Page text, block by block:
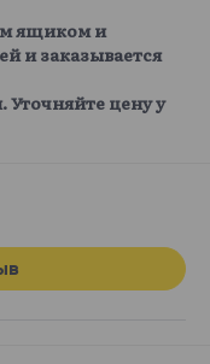
ящиком и
и заказывается
Уточняйте цену у